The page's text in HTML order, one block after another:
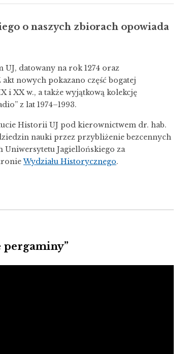
o naszych zbiorach opowiada
datowany na rok 1274 oraz
nowych pokazano część bogatej
i XX w., a także wyjątkową kolekcję
z lat 1974–1993.
Historii UJ pod kierownictwem dr. hab.
nauki przez przybliżenie bezcennych
Jagiellońskiego za
Wydziału Historycznego.
pergaminy”